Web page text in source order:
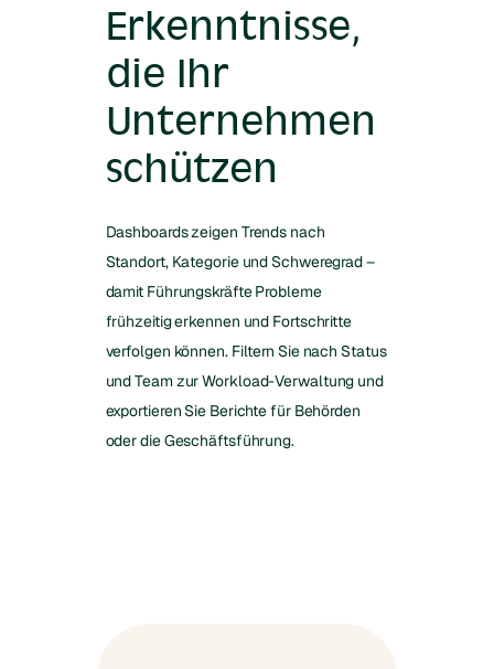
Erkenntnisse,
die Ihr
Unternehmen
schützen
Dashboards zeigen Trends nach
Standort, Kategorie und Schweregrad –
damit Führungskräfte Probleme
frühzeitig erkennen und Fortschritte
verfolgen können. Filtern Sie nach Status
und Team zur Workload-Verwaltung und
exportieren Sie Berichte für Behörden
oder die Geschäftsführung.